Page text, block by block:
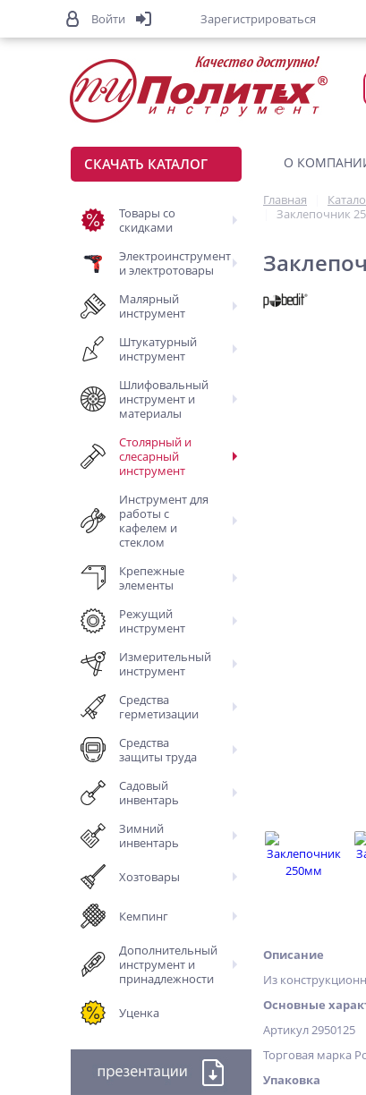
СКАЧАТЬ КАТАЛОГ
Товары со
скидками
Электроинструмент
и электротовары
Малярный
инструмент
Штукатурный
инструмент
Шлифовальный
инструмент и
материалы
Столярный и
слесарный
инструмент
Инструмент для
работы с
кафелем и
стеклом
Крепежные
элементы
Режущий
инструмент
Измерительный
инструмент
Средства
герметизации
Средства
защиты труда
Садовый
инвентарь
Зимний
инвентарь
Хозтовары
Кемпинг
Дополнительный
инструмент и
принадлежности
Уценка
О
Главная
Заклепочник
Описание
Из
Основные
Артикул 2950125
Торговая марка
Упаковка
Войти Зарегистрироваться